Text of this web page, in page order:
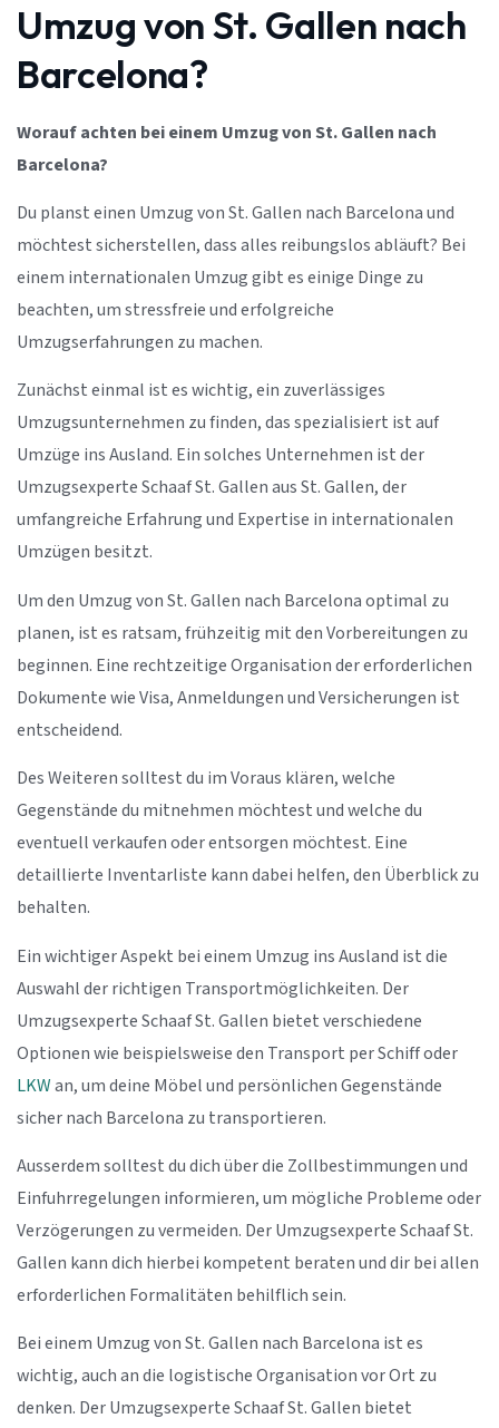
Umzug von St. Gallen nach
Barcelona?
Worauf achten bei einem Umzug von St. Gallen nach
Barcelona?
Du planst einen Umzug von St. Gallen nach Barcelona und
möchtest sicherstellen, dass alles reibungslos abläuft? Bei
einem internationalen Umzug gibt es einige Dinge zu
beachten, um stressfreie und erfolgreiche
Umzugserfahrungen zu machen.
Zunächst einmal ist es wichtig, ein zuverlässiges
Umzugsunternehmen zu finden, das spezialisiert ist auf
Umzüge ins Ausland. Ein solches Unternehmen ist der
Umzugsexperte Schaaf St. Gallen aus St. Gallen, der
umfangreiche Erfahrung und Expertise in internationalen
Umzügen besitzt.
Um den Umzug von St. Gallen nach Barcelona optimal zu
planen, ist es ratsam, frühzeitig mit den Vorbereitungen zu
beginnen. Eine rechtzeitige Organisation der erforderlichen
Dokumente wie Visa, Anmeldungen und Versicherungen ist
entscheidend.
Des Weiteren solltest du im Voraus klären, welche
Gegenstände du mitnehmen möchtest und welche du
eventuell verkaufen oder entsorgen möchtest. Eine
detaillierte Inventarliste kann dabei helfen, den Überblick zu
behalten.
Ein wichtiger Aspekt bei einem Umzug ins Ausland ist die
Auswahl der richtigen Transportmöglichkeiten. Der
Umzugsexperte Schaaf St. Gallen bietet verschiedene
Optionen wie beispielsweise den Transport per Schiff oder
LKWan, um deine Möbel und persönlichen Gegenstände
sicher nach Barcelona zu transportieren.
Ausserdem solltest du dich über die Zollbestimmungen und
Einfuhrregelungen informieren, um mögliche Probleme oder
Verzögerungen zu vermeiden. Der Umzugsexperte Schaaf St.
Gallen kann dich hierbei kompetent beraten und dir bei allen
erforderlichen Formalitäten behilflich sein.
Bei einem Umzug von St. Gallen nach Barcelona ist es
wichtig, auch an die logistische Organisation vor Ort zu
denken. Der Umzugsexperte Schaaf St. Gallen bietet